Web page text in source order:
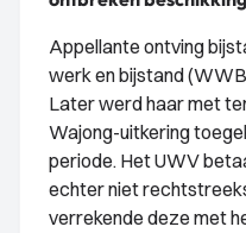
Appellante ontving
werk en bijstand
Later werd haar met
Wajong-uitkering
periode. Het UWV
echter niet
verrekende deze met